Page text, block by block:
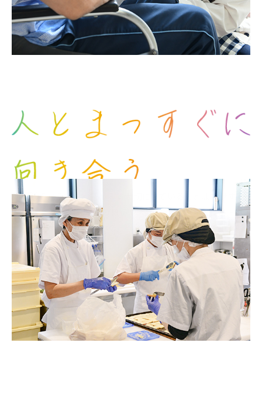
創業してからずっと変わらず大切にしていることは対話する
こと。耳を傾け、その人の想いや大切にしたい価値観と
正面
から向き合い応援していくこと。 私たちが大切にしてきた想い
をお伝えします。
ワーナーホームの想い